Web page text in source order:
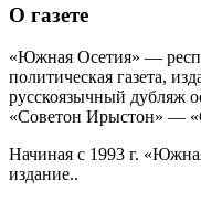
О газете
«Южная Осетия» —
политическая газета,
русскоязычный дубляж
«Советон Ирыстон» —
Начиная с 1993 г.
издание..